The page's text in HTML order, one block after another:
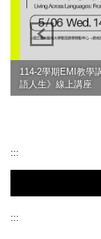
114-2學期EMI教學
語人生》線上講座
:::
:::